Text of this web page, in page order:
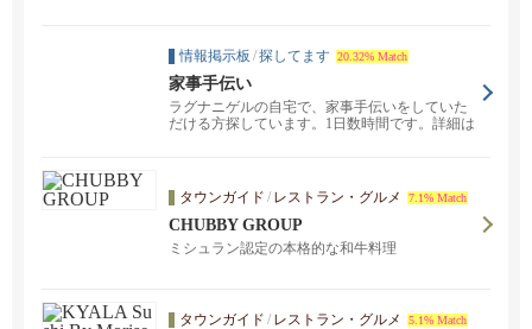
情報掲示板 /探してます 20.32% Match
家事手伝い
ラグナニゲルの自宅で、家事手伝いをしていた
だける方探しています。1日数時間です。詳細は
タウンガイド / レストラン・グルメ 7.1% Match
CHUBBY GROUP
ミシュラン認定の本格的な和牛料理
タウンガイド / レストラン・グルメ 5.1% Match